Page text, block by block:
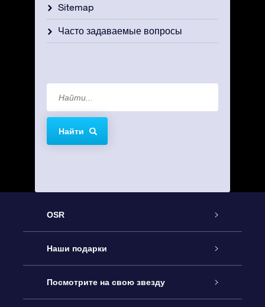
Sitemap
Часто задаваемые вопросы
Найти
OSR
Обслуживание
Как с нами связаться
Наши подарки
Онлайн подарок Online Star Gift
Посмотрите на свою звезду